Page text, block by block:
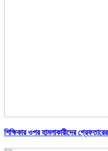
শিক্ষিকার ওপর হামলাকারীদের